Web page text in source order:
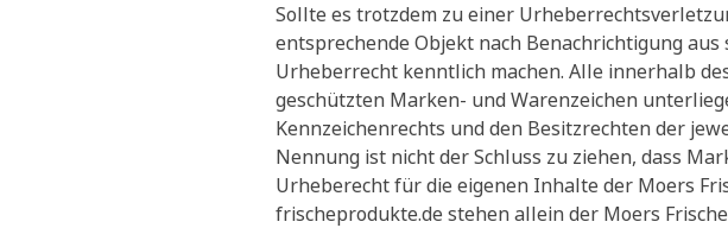
Sollte es trotzdem zu einer
entsprechende Objekt nach Benachrichtigung
Urheberrecht kenntlich machen. Alle innerhalb
geschützten Marken- und Warenzeichen
Kennzeichenrechts und den Besitzrechten der
Nennung ist nicht der Schluss zu ziehen, dass
Urheberecht für die eigenen Inhalte der Moers
frischeprodukte.de stehen allein der Moers